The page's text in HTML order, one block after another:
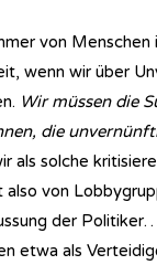
von Menschen
wenn wir über
Wir müssen die
die
als solche
also von
der
etwa als